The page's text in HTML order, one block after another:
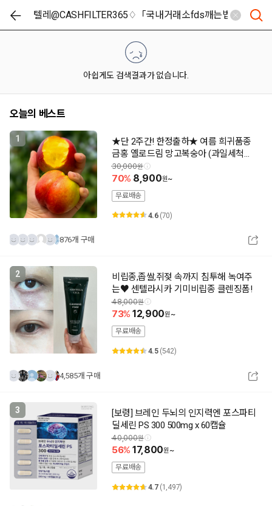
아쉽게도 검색결과가 없습니다.
오늘의 베스트
1
★단 2주간! 한정출하★ 여름 희귀품종
금홍 옐로드림 망고복숭아 (과일세척제
증정)
30,000
70 8,900
~
무료배송
4.6 (70)
876개 구매
2
비립종,좁쌀,쥐젖 속까지 침투해 녹여주
는♥ 센텔라시카 기미비립종 클렌징폼!
48,000
73 12,900
~
무료배송
4.5 (542)
4,585개 구매
3
[보령] 브레인 두뇌의 인지력엔 포스파티
딜세린 PS 300 500mg x 60캡슐
40,000
56 17,800
~
무료배송
4.7 (1,497)